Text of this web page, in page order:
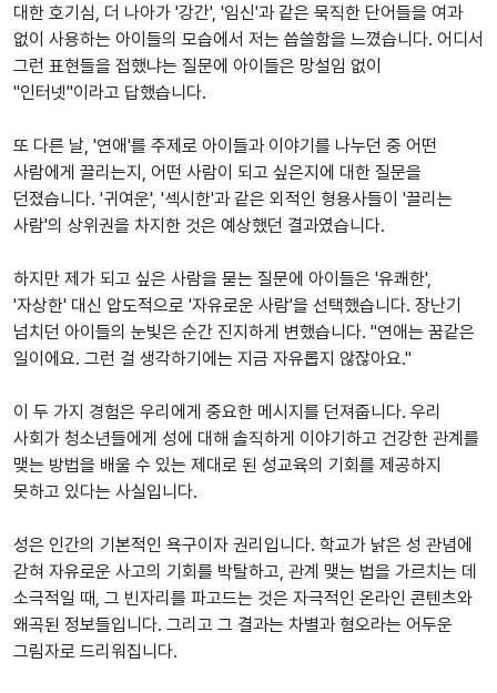
대한 호기심, 더 나아가 '강간', '임신'과 같은 묵직한 단어들을 여과
없이 사용하는 아이들의 모습에서 저는 씁쓸함을 느꼈습니다. 어디서
그런 표현들을 접했냐는 질문에 아이들은 망설임 없이
"인터넷"이라고 답했습니다.
또 다른 날, '연애'를 주제로 아이들과 이야기를 나누던 중 어떤
사람에게 끌리는지, 어떤 사람이 되고 싶은지에 대한 질문을
던졌습니다. '귀여운', '섹시한'과 같은 외적인 형용사들이 '끌리는
사람'의 상위권을 차지한 것은 예상했던 결과였습니다.
하지만 제가 되고 싶은 사람을 묻는 질문에 아이들은 '유쾌한',
'자상한' 대신 압도적으로 '자유로운 사람'을 선택했습니다. 장난기
넘치던 아이들의 눈빛은 순간 진지하게 변했습니다. "연애는 꿈같은
일이에요. 그런 걸 생각하기에는 지금 자유롭지 않잖아요."
이 두 가지 경험은 우리에게 중요한 메시지를 던져줍니다. 우리
사회가 청소년들에게 성에 대해 솔직하게 이야기하고 건강한 관계를
맺는 방법을 배울 수 있는 제대로 된 성교육의 기회를 제공하지
못하고 있다는 사실입니다.
성은 인간의 기본적인 욕구이자 권리입니다. 학교가 낡은 성 관념에
갇혀 자유로운 사고의 기회를 박탈하고, 관계 맺는 법을 가르치는 데
소극적일 때, 그 빈자리를 파고드는 것은 자극적인 온라인 콘텐츠와
왜곡된 정보들입니다. 그리고 그 결과는 차별과 혐오라는 어두운
그림자로 드리워집니다.